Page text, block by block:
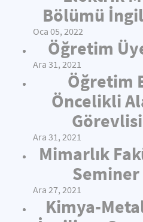
Bölümü
Oca 05, 2022
Öğretim
Ara 31, 2021
Öğretim
Öncelikli
Görevlisi
Ara 31, 2021
Mimarlık
Ara 27, 2021
Kimya-